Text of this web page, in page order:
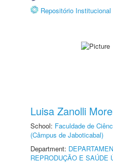
Repositório Institucional
Luisa Zanolli
School: Faculdade de
(Câmpus de Jaboticabal)
Department:
REPRODUÇÃO E SAÚDE